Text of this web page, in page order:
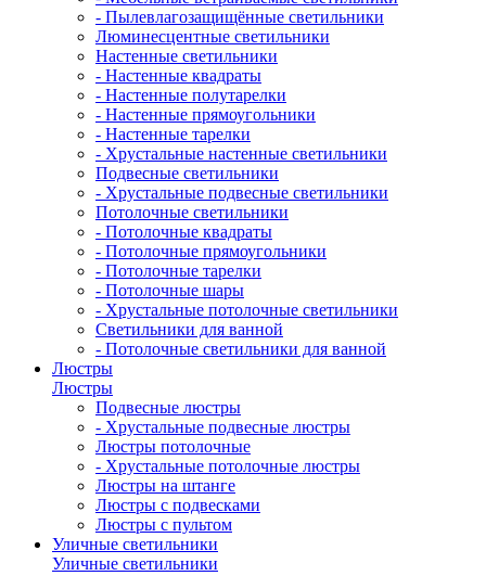
- Пылевлагозащищённые светильники
Люминесцентные светильники
Настенные светильники
- Настенные квадраты
- Настенные полутарелки
- Настенные прямоугольники
- Настенные тарелки
- Хрустальные настенные светильники
Подвесные светильники
- Хрустальные подвесные светильники
Потолочные светильники
- Потолочные квадраты
- Потолочные прямоугольники
- Потолочные тарелки
- Потолочные шары
- Хрустальные потолочные светильники
Светильники для ванной
- Потолочные светильники для ванной
Люстры
Люстры
Подвесные люстры
- Хрустальные подвесные люстры
Люстры потолочные
- Хрустальные потолочные люстры
Люстры на штанге
Люстры с подвесками
Люстры с пультом
Уличные светильники
Уличные светильники